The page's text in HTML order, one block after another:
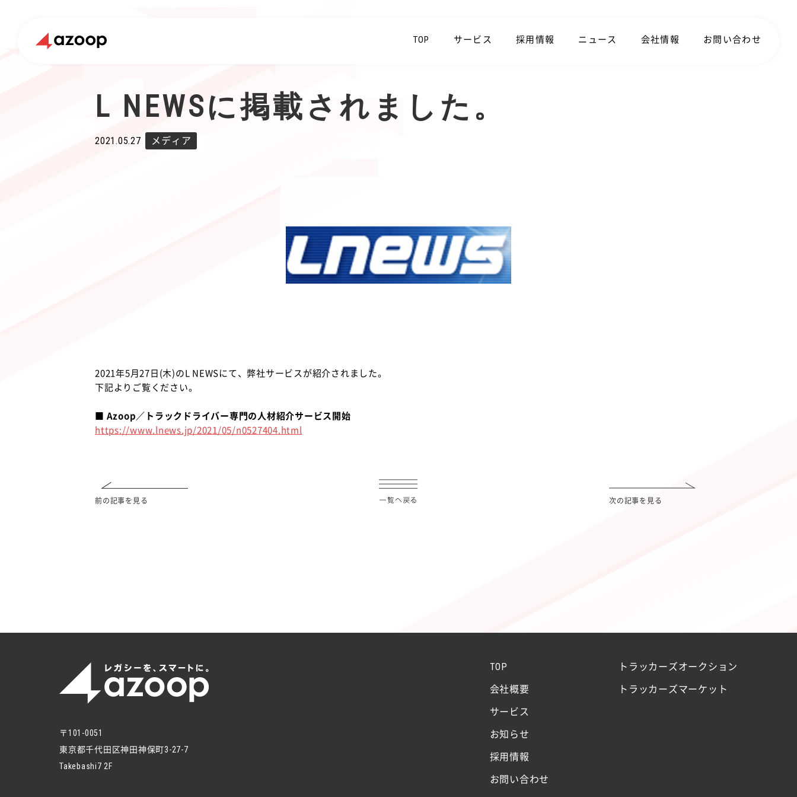
TOP サービス 採用情報 ニュース 会社情報 お問い合わせ
L NEWSに掲載されました。
2021.05.27 メディア
2021年5月27日(木)のL NEWSにて、弊社サービスが紹介されました。
下記よりご覧ください。
■ Azoop／トラックドライバー専門の人材紹介サービス開始
https://www.lnews.jp/2021/05/n0527404.html
前の記事を見る 次の記事を見る
〒101-0051
東京都千代田区神田神保町3-27-7
Takebashi7 2F
TOP
会社概要
サービス
お知らせ
採用情報
お問い合わせ
トラッカーズオークション
トラッカーズマーケット